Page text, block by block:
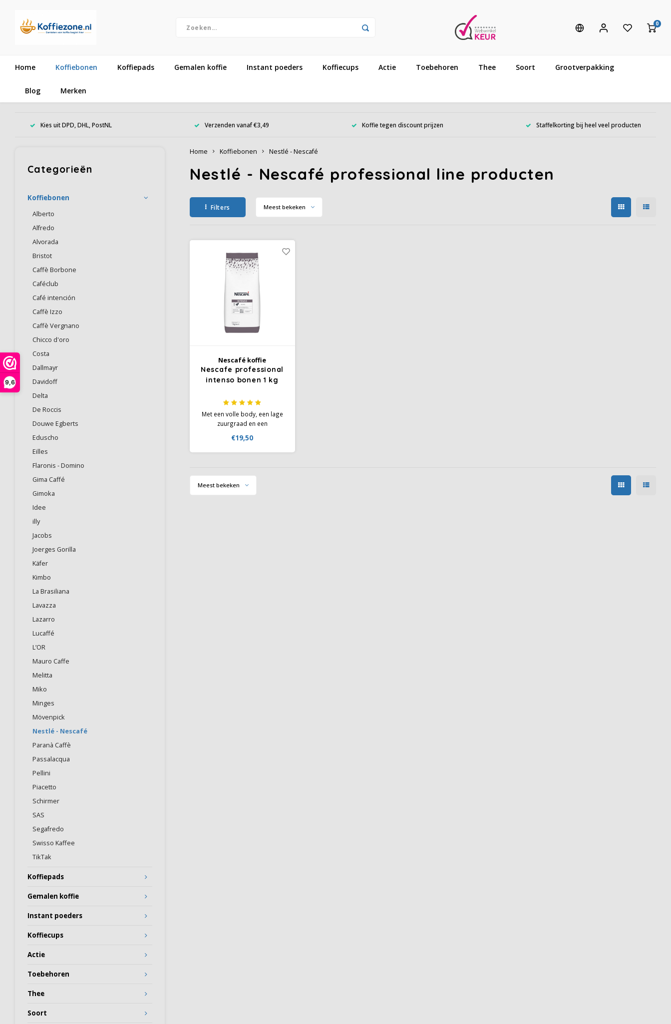
9,6
0
Home Koffiebonen Koffiepads Gemalen koffie Instant poeders Koffiecups Actie Toebehoren Thee Soort Grootverpakking
Blog Merken
Kies uit DPD, DHL, PostNL Verzenden vanaf €3,49 Koffie tegen discount prijzen Staffelkorting bij heel veel producten
Categorieën
Koffiebonen
Alberto
Alfredo
Alvorada
Bristot
Caffè Borbone
Caféclub
Café intención
Caffè Izzo
Caffè Vergnano
Chicco d'oro
Costa
Dallmayr
Davidoff
Delta
De Roccis
Douwe Egberts
Eduscho
Eilles
Flaronis - Domino
Gima Caffé
Gimoka
Idee
illy
Jacobs
Joerges Gorilla
Käfer
Kimbo
La Brasiliana
Lavazza
Lazarro
Lucaffé
L’OR
Mauro Caffe
Melitta
Miko
Minges
Mövenpick
Nestlé - Nescafé
Paranà Caffè
Passalacqua
Pellini
Piacetto
Schirmer
SAS
Segafredo
Swisso Kaffee
TikTak
Koffiepads
Gemalen koffie
Instant poeders
Koffiecups
Actie
Toebehoren
Thee
Soort
Home Koffiebonen Nestlé - Nescafé
Nestlé - Nescafé professional line producten
Filters Meest bekeken
Nescafé koffie
Nescafe professional
intenso bonen 1 kg
Met een volle body, een lage
zuurgraad en een
wordt deze koffie versterkt
door een romige textuur en
€19,50
Meest bekeken